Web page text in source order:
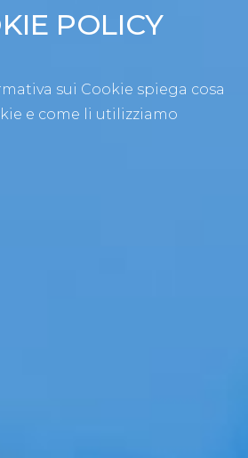
POLICY
sui Cookie spiega cosa
e come li utilizziamo